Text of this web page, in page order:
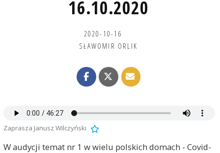
16.10.2020
2020-10-16
SŁAWOMIR ORLIK
Zaprasza Janusz Wilczyński
W audycji temat nr 1 w wielu polskich domach - Covid-